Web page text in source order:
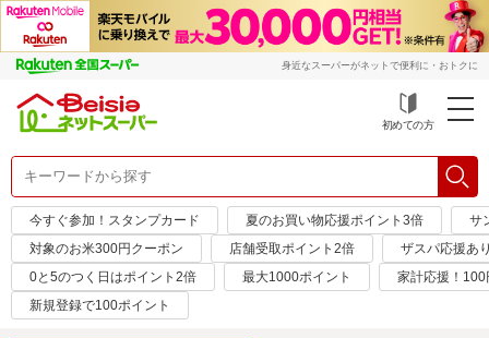
身近なスーパーがネットで便利に・おトクに
初めての方
今すぐ参加！スタンプカード 夏のお買い物応援ポイント3倍
サ
対象のお米300円クーポン
店舗受取ポイント2倍
ザスパ応援あ
0と5のつく日はポイント2倍
最大1000ポイント
家計応援！
新規登録で100ポイント